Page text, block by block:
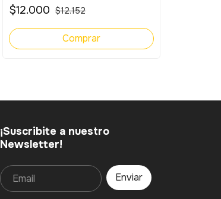
$12.000 $12.152
¡Suscribite a nuestro
Newsletter!